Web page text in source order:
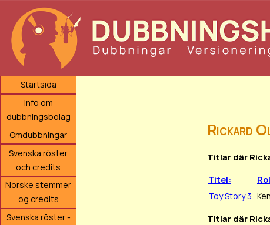
Startsida
Info om
dubbningsbolag
Omdubbningar
Svenska röster
och credits
Norske stemmer
og credits
Svenska röster -
Rickard
Titlar där
Titel:
Toy Story 3 Ken
Titlar där